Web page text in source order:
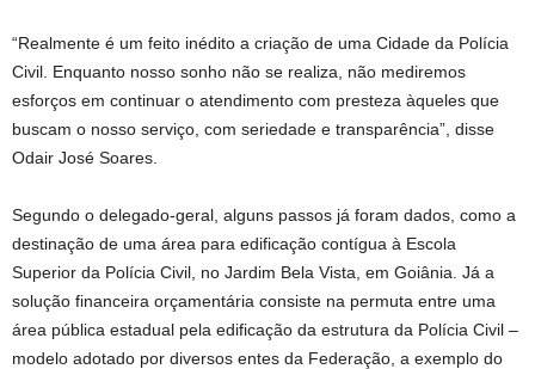
“Realmente é um feito inédito a criação de uma Cidade da Polícia
Civil. Enquanto nosso sonho não se realiza, não mediremos
esforços em continuar o atendimento com presteza àqueles que
buscam o nosso serviço, com seriedade e transparência”, disse
Odair José Soares.
Segundo o delegado-geral, alguns passos já foram dados, como a
destinação de uma área para edificação contígua à Escola
Superior da Polícia Civil, no Jardim Bela Vista, em Goiânia. Já a
solução financeira orçamentária consiste na permuta entre uma
área pública estadual pela edificação da estrutura da Polícia Civil –
modelo adotado por diversos entes da Federação, a exemplo do